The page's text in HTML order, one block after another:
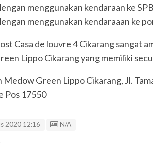
menggunakan kendaraan ke
menggunakan kendaraaan ke
Casa de louvre 4 Cikarang sangat
Lippo Cikarang yang memiliki
Medow Green Lippo Cikarang, Jl.
Pos 17550
2020 12:16 Listing ID
N/A